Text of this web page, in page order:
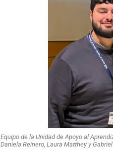
Equipo de la Unidad de Apoyo al
Daniela Reinero, Laura Matthey y